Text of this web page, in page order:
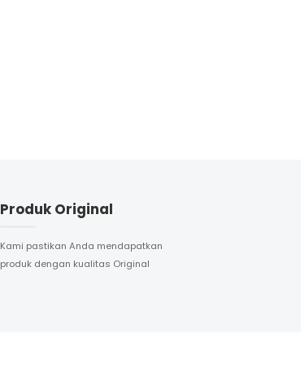
Produk Original
Kami pastikan Anda mendapatkan
produk dengan kualitas Original